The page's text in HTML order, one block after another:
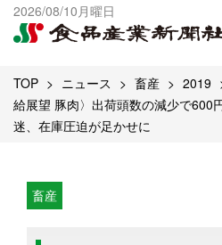
2026/08/10月曜日
出版物一覧へ
試読・購読申し込み
TOP ニュース 畜産 2019
給展望 豚肉〉出荷頭数の減少で600
迷、在庫圧迫が足かせに
畜産